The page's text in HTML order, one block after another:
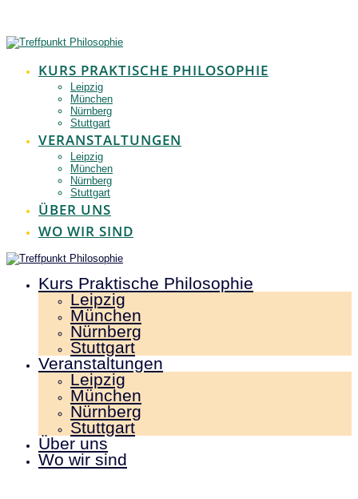
springen
KURS PRAKTISCHE PHILOSOPHIE
Leipzig
München
Nürnberg
Stuttgart
VERANSTALTUNGEN
Leipzig
München
Nürnberg
Stuttgart
ÜBER UNS
WO WIR SIND
Kurs Praktische Philosophie
Leipzig
München
Nürnberg
Stuttgart
Veranstaltungen
Leipzig
München
Nürnberg
Stuttgart
Über uns
Wo wir sind